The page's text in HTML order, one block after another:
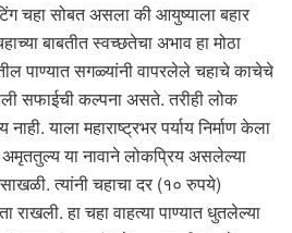
चहा सोबत असला की आयुष्याला बहार
बाबतीत स्वच्छतेचा अभाव हा मोठा
पाण्यात सगळ्यांनी वापरलेले चहाचे काचेचे
सफाईची कल्पना असते. तरीही लोक
याला महाराष्ट्रभर पर्याय निर्माण केला
अमृततुल्य या नावाने लोकप्रिय असलेल्या
त्यांनी चहाचा दर (१० रुपये)
राखली. हा चहा वाहत्या पाण्यात धुतलेल्या